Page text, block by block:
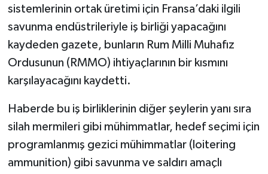
sistemlerinin ortak üretimi için Fransa’daki ilgili
savunma endüstrileriyle iş birliği yapacağını
kaydeden gazete, bunların Rum Milli Muhafız
Ordusunun (RMMO) ihtiyaçlarının bir kısmını
karşılayacağını kaydetti.
Haberde bu iş birliklerinin diğer şeylerin yanı sıra
silah mermileri gibi mühimmatlar, hedef seçimi için
programlanmış gezici mühimmatlar (loitering
ammunition) gibi savunma ve saldırı amaçlı